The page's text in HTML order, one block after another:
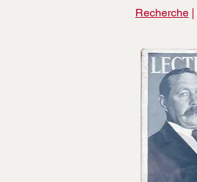
Recherche |